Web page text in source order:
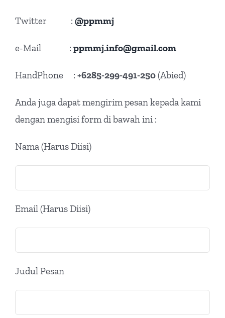
Twitter : @ppmmj
e-Mail : ppmmj.info@gmail.com
HandPhone : +6285-299-491-250(Abied)
Anda juga dapat mengirim pesan kepada kami
dengan mengisi form di bawah ini :
Nama (Harus Diisi)
Email (Harus Diisi)
Judul Pesan